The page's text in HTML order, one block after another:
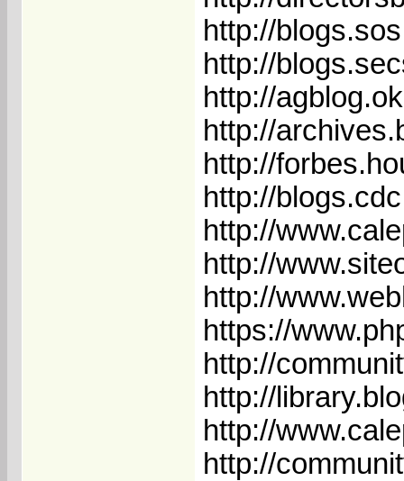
http://
http://
http://
http://
http://
http://
http://
http://
http://
https://
http://
http://
http://
http://